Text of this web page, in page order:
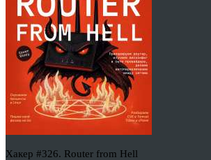
Хакер #326. Router from Hell